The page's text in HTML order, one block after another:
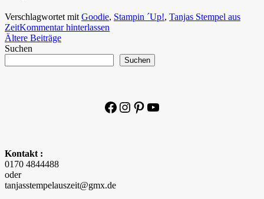
Verschlagwortet mit Goodie, Stampin ´Up!, Tanjas Stempel aus
ZeitKommentar hinterlassen
Beitragsnavigation
Ältere Beiträge
Suchen
Suchen
Facebook
Instagram
Pinterest
YouTube
Kontakt :
0170 4844488
oder
tanjasstempelauszeit@gmx.de